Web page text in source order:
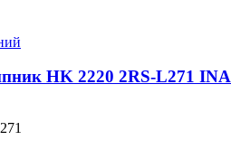
HK 2220 2RS-L271 INA